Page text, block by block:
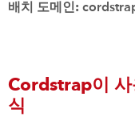
배치 도메인:
Cordstrap이 사
식